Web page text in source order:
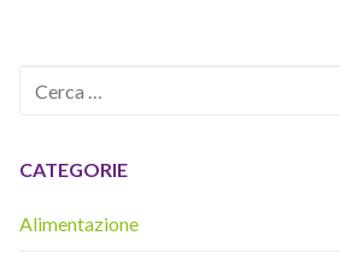
CATEGORIE
Alimentazione